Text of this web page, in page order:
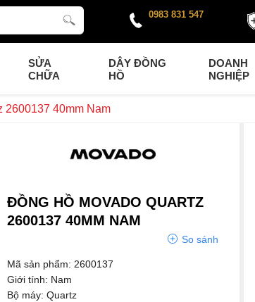
0983 831 547
SỬA
CHỮA
DÂY ĐỒNG
HỒ
DOANH
NGHIỆP
2600137 40mm Nam
ĐỒNG HỒ MOVADO QUARTZ
2600137 40MM NAM
So sánh
Mã sản phẩm: 2600137
Giới tính: Nam
Bộ máy: Quartz